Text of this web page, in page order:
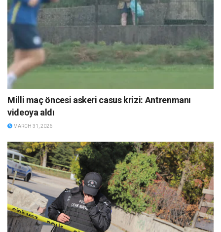
Milli maç öncesi askeri casus krizi: Antrenmanı
videoya aldı
MARCH 31, 2026